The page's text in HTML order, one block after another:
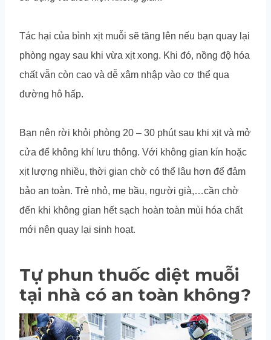
Tác hại của bình xịt muỗi sẽ tăng lên nếu bạn quay lại
phòng ngay sau khi vừa xịt xong. Khi đó, nồng độ hóa
chất vẫn còn cao và dễ xâm nhập vào cơ thể qua
đường hô hấp.
Bạn nên rời khỏi phòng 20 – 30 phút sau khi xịt và mở
cửa để không khí lưu thông. Với không gian kín hoặc
xịt lượng nhiều, thời gian chờ có thể lâu hơn để đảm
bảo an toàn. Trẻ nhỏ, mẹ bầu, người già,…cần chờ
đến khi không gian hết sạch hoàn toàn mùi hóa chất
mới nên quay lại sinh hoạt.
Tự phun thuốc diệt muỗi
tại nhà có an toàn không?